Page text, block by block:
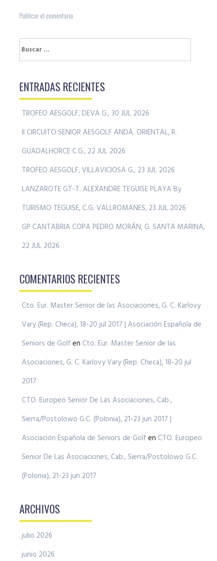
Buscar:
ENTRADAS RECIENTES
TROFEO AESGOLF, DEVA G., 30 JUL 2026
II CIRCUITO SENIOR AESGOLF ANDA. ORIENTAL, R.
GUADALHORCE C.G., 22 JUL 2026
TROFEO AESGOLF, VILLAVICIOSA G., 23 JUL 2026
LANZAROTE GT-T. ALEXANDRE TEGUISE PLAYA By
TURISMO TEGUISE, C.G. VALLROMANES, 23 JUL 2026
GP CANTABRIA COPA PEDRO MORÁN, G. SANTA MARINA,
22 JUL 2026
COMENTARIOS RECIENTES
Cto. Eur. Master Senior de las Asociaciones, G. C. Karlovy
Vary (Rep. Checa), 18-20 jul 2017 | Asociación Española de
Seniors de Golf en Cto. Eur. Master Senior de las
Asociaciones, G. C. Karlovy Vary (Rep. Checa), 18-20 jul
2017
CTO. Europeo Senior De Las Asociaciones, Cab.,
Sierra/Postolowo G.C. (Polonia), 21-23 jun 2017 |
Asociación Española de Seniors de Golf en CTO. Europeo
Senior De Las Asociaciones, Cab., Sierra/Postolowo G.C.
(Polonia), 21-23 jun 2017
ARCHIVOS
julio 2026
junio 2026